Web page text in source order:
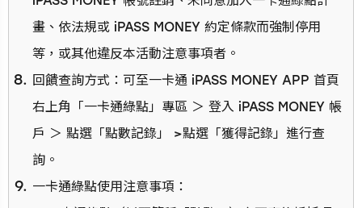
畫、依法規或 iPASS MONEY 約定條款而強制停用
等，或其他違反本活動注意事項者。
回饋查詢方式：可至一卡通 iPASS MONEY APP 首頁
右上角「一卡通綠點」專區 ＞ 登入 iPASS MONEY 帳
戶 ＞ 點選「點數記錄」 >點選「獲得記錄」進行查
詢。
一卡通綠點使用注意事項：